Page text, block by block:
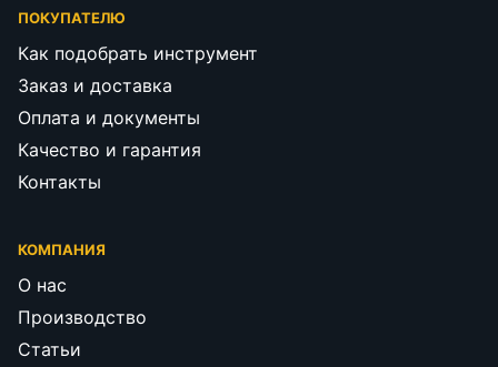
ПОКУПАТЕЛЮ
Как подобрать инструмент
Заказ и доставка
Оплата и документы
Качество и гарантия
Контакты
КОМПАНИЯ
О нас
Производство
Статьи